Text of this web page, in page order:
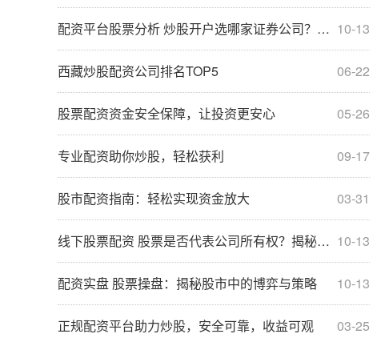
10-13
配资平台股票分析 炒股开户选哪家证券公司？一文带你了解
06-22
西藏炒股配资公司排名TOP5
05-26
股票配资资金安全保障，让投资更安心
09-17
专业配资助你炒股，轻松获利
03-31
股市配资指南：轻松实现资金放大
10-13
线下股票配资 股票是否代表公司所有权？揭秘股票与公司关系
10-13
配资实盘 股票操盘：揭秘股市中的博弈与策略
03-25
正规配资平台助力炒股，安全可靠，收益可观